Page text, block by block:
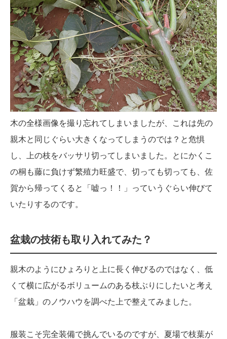
木の全様画像を撮り忘れてしまいましたが、これは先の
親木と同じぐらい大きくなってしまうのでは？と危惧
し、上の枝をバッサリ切ってしまいました。とにかくこ
の桐も藤に負けず繁殖力旺盛で、切っても切っても、佐
賀から帰ってくると「嘘っ！！」っていうぐらい伸びて
いたりするのです。
盆栽の技術も取り入れてみた？
親木のようにひょろりと上に長く伸びるのではなく、低
くて横に広がるボリュームのある枝ぶりにしたいと考え
「盆栽」のノウハウを調べた上で整えてみました。
服装こそ完全装備で挑んでいるのですが、夏場で枝葉が